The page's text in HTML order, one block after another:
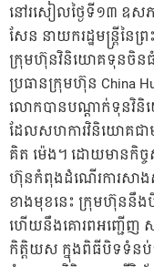
នៅរសៀលថ្ងៃទី១៣ ឧសភ
សែន នាយករដ្ឋមន្រ្តីនៃព្
ក្រុមហ៊ុនវិនិយោគទុនចិន
ប្រធានក្រុមហ៊ុន China
លោកបានបណ្តាក់ទុនវិនិយ
ដែលសហការវិនិយោគជ
គិត ម៉េង។ ដោយមានកិច្
ហ៊ុនកំពុងដំណើរការសាងស
ខាងមុខនេះ ក្រុមហ៊ុននឹង
ហើយនឹងគោរពអញ្ជើញ សម្
កិត្តិយស ក្នុងពិធីបិទទំនប់